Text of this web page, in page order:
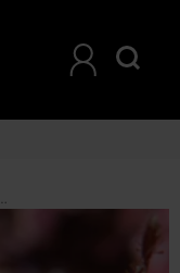
descubierto en Japón que cabe en tu uña